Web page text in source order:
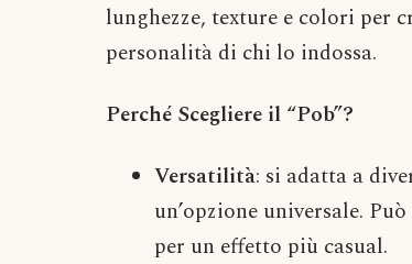
lunghezze, texture e colori per
personalità di chi lo indossa.
Perché Scegliere il “Pob”?
Versatilità: si adatta a
un’opzione universale.
per un effetto più casual.